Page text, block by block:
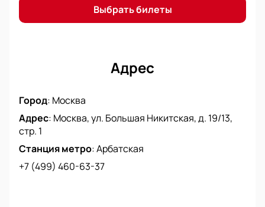
культурного события.Купить билеты
сайте — это просто и удобно. Забронируйте лучшие
Купить билеты на нашем сайте вы можете в любое
время, чтобы гарантировать себе незабываемый
Выбрать билеты
Адрес
Город: Москва
Адрес: Москва, ул. Большая Никитская, д. 19/13,
стр. 1
Станция метро:Арбатская
+7 (499) 460-63-37